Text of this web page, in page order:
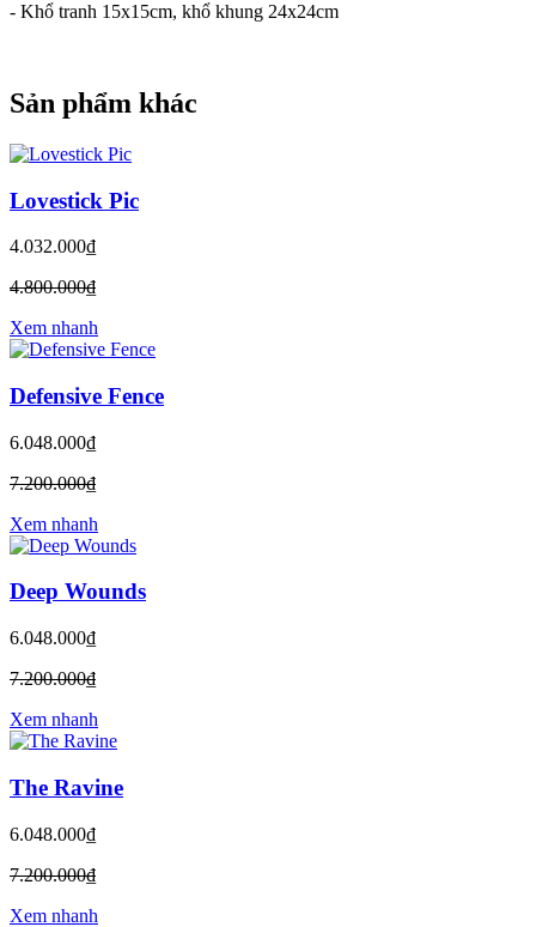
- Khổ tranh 15x15cm, khổ khung 24x24cm
Sản phẩm khác
Lovestick Pic
4.032.000₫
4.800.000₫
Xem nhanh
Defensive Fence
6.048.000₫
7.200.000₫
Xem nhanh
Deep Wounds
6.048.000₫
7.200.000₫
Xem nhanh
The Ravine
6.048.000₫
7.200.000₫
Xem nhanh